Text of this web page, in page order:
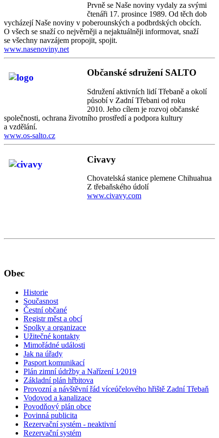
Prvně se Naše noviny vydaly za svými
čtenáři 17. prosince 1989. Od těch dob
vycházejí Naše noviny v poberounských a podbrdských obcích.
O všech se snaží co nejvěrněji a nejaktuálněji informovat, snaží
se všechny navzájem propojit, spojit.
www.nasenoviny.net
Občanské sdružení SALTO
Sdružení aktivních lidí Třebaně a okolí
působí v Zadní Třebani od roku
2010. Jeho cílem je rozvoj občanské
společnosti, ochrana životního prostředí a podpora kultury
a vzdělání.
www.os-salto.cz
Civavy
Chovatelská stanice plemene Chihuahua
Z třebaňského údolí
www.civavy.com
Obec
Historie
Současnost
Čestní občané
Registr měst a obcí
Spolky a organizace
Užitečné kontakty
Mimořádné události
Jak na úřady
Pasport komunikací
Plán zimní údržby a Nařízení 1⁄2019
Základní plán hřbitova
Provozní a návštěvní řád víceúčelového hřiště Zadní Třebaň
Vodovod a kanalizace
Povodňový plán obce
Povinná publicita
Rezervační systém - neaktivní
Rezervační systém